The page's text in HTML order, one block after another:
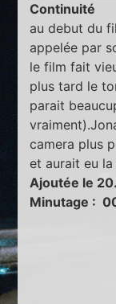
Continuité
au debut du
appelée par
le film fait
plus tard le
parait
camera plus
et aurait eu la
Ajoutée le
Minutage :